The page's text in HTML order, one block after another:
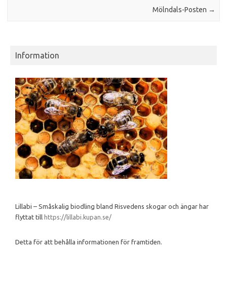
Mölndals-Posten →
Information
Lillabi – Småskalig biodling bland Risvedens skogar och ängar har
flyttat till https://lillabi.kupan.se/
Detta för att behålla informationen för framtiden.